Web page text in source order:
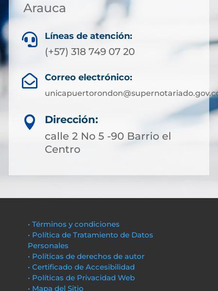
Arauca
 Líneas de atención:
(+57) 318 749 07 20
 Correo electrónico:

Dirección:
calle 2 No 5 -90 Barrio el
Centro
• Términos y condiciones
• Política de Tratamiento de Datos
Personales
• Políticas de derechos de autor
• Certificado de Accesibilidad
• Políticas de Privacidad Web
• Mapa del Sitio